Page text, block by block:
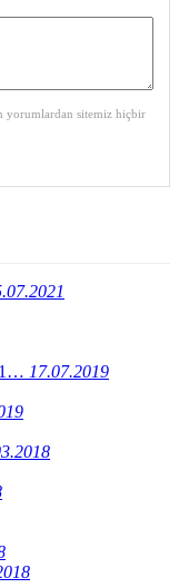
yorumlardan sitemiz hiçbir
17.07.2019